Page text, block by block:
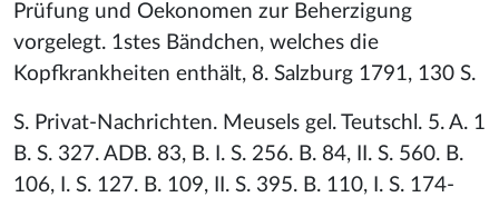
Prüfung und Oekonomen zur Beherzigung
vorgelegt. 1stes Bändchen, welches die
Kopfkrankheiten enthält, 8. Salzburg 1791, 130 S.
S. Privat-Nachrichten. Meusels gel. Teutschl. 5. A. 1
B. S. 327. ADB. 83, B. I. S. 256. B. 84, II. S. 560. B.
106, I. S. 127. B. 109, II. S. 395. B. 110, I. S. 174-